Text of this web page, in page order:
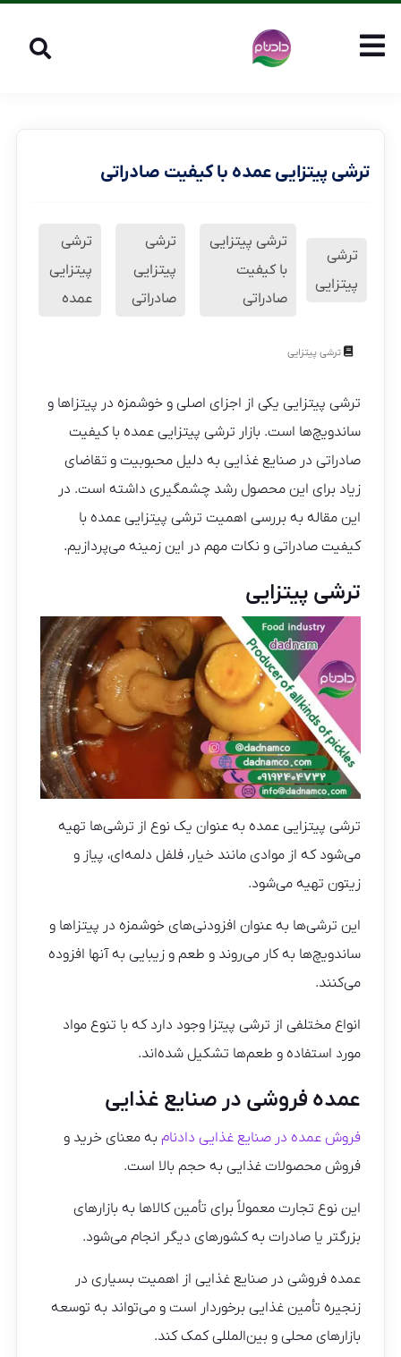
ترشی پیتزایی عمده با کیفیت صادراتی
ترشی
پیتزایی
ترشی پیتزایی
با کیفیت
صادراتی
ترشی
پیتزایی
صادراتی
ترشی
پیتزایی
عمده
ترشی پیتزایی
ترشی پیتزایی یکی از اجزای اصلی و خوشمزه در پیتزاها و
ساندویچ‌ها است. بازار ترشی پیتزایی عمده با کیفیت
صادراتی در صنایع غذایی به دلیل محبوبیت و تقاضای
زیاد برای این محصول رشد چشمگیری داشته است. در
این مقاله به بررسی اهمیت ترشی پیتزایی عمده با
کیفیت صادراتی و نکات مهم در این زمینه می‌پردازیم.
ترشی پیتزایی
ترشی پیتزایی عمده به عنوان یک نوع از ترشی‌ها تهیه
می‌شود که از موادی مانند خیار، فلفل دلمه‌ای، پیاز و
زیتون تهیه می‌شود.
این ترشی‌ها به عنوان افزودنی‌های خوشمزه در پیتزاها و
ساندویچ‌ها به کار می‌روند و طعم و زیبایی به آنها افزوده
می‌کنند.
انواع مختلفی از ترشی پیتزا وجود دارد که با تنوع مواد
مورد استفاده و طعم‌ها تشکیل شده‌اند.
عمده فروشی در صنایع غذایی
فروش عمده در صنایع غذایی دادنام به معنای خرید و
فروش محصولات غذایی به حجم بالا است.
این نوع تجارت معمولاً برای تأمین کالاها به بازارهای
بزرگتر یا صادرات به کشورهای دیگر انجام می‌شود.
عمده فروشی در صنایع غذایی از اهمیت بسیاری در
زنجیره تأمین غذایی برخوردار است و می‌تواند به توسعه
بازارهای محلی و بین‌المللی کمک کند.